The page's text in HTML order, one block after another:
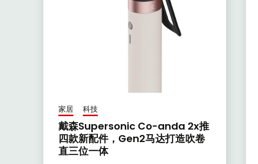
家居 科技
戴森Supersonic Co-anda 2x推
四款新配件，Gen2马达打造吹卷
直三位一体